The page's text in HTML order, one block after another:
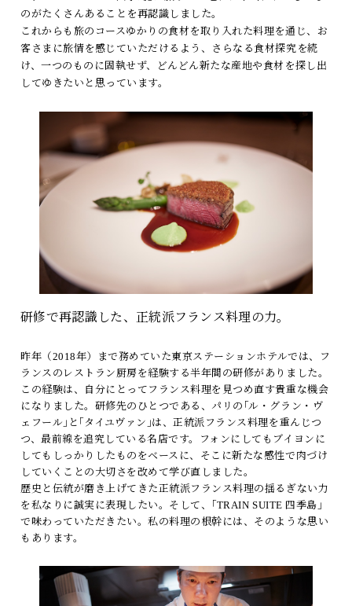
のがたくさんあることを再認識しました。
これからも旅のコースゆかりの食材を取り入れた料理を通じ、お
客さまに旅情を感じていただけるよう、さらなる食材探究を続
け、一つのものに固執せず、どんどん新たな産地や食材を探し出
してゆきたいと思っています。
研修で再認識した、正統派フランス料理の力。
昨年（2018年）まで務めていた東京ステーションホテルでは、フ
ランスのレストラン厨房を経験する半年間の研修がありました。
この経験は、自分にとってフランス料理を見つめ直す貴重な機会
になりました。研修先のひとつである、パリの｢ル・グラン・ヴ
ェフール｣と｢タイユヴァン｣は、正統派フランス料理を重んじつ
つ、最前線を追究している名店です。フォンにしてもブイヨンに
してもしっかりしたものをベースに、そこに新たな感性で肉づけ
していくことの大切さを改めて学び直しました。
歴史と伝統が磨き上げてきた正統派フランス料理の揺るぎない力
を私なりに誠実に表現したい。そして、｢TRAIN SUITE 四季島｣
で味わっていただきたい。私の料理の根幹には、そのような思い
もあります。